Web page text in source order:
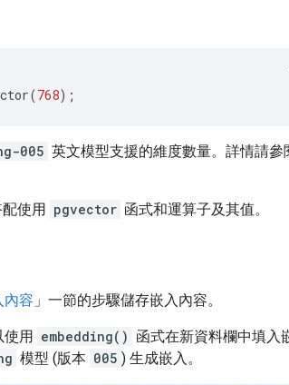
(768);
005 英文模型支援的維度數量。詳情請參
使用 pgvector 函式和運算子及其值。
內容 」一節的步驟儲存嵌入內容。
使用 embedding() 函式在新資料欄中填入
模型 (版本 005 ) 生成嵌入。